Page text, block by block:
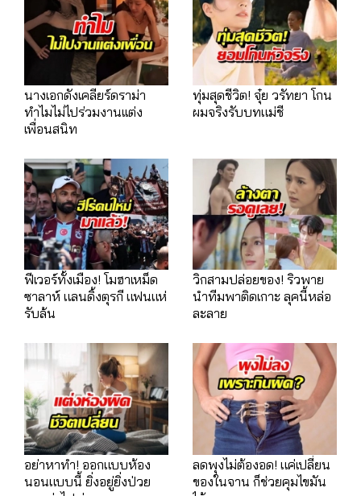
นางเอกดังเคลียร์ดราม่า
ทำไมไม่ไปร่วมงานเเต่ง
เพื่อนสนิท
ทุ่มสุดชีวิต! จุ๋ย วรัทยา โกน
ผมจริงรับบทแม่ชี
ฟีเวอร์ทั้งเมือง! โมฮาเหม็ด
ซาลาห์ แลนดิ้งตุรกี แฟนแห่
รับล้น
วิกสามปล่อยของ! ริวพาย
นำทีมพาติดเกาะ ลุคนี้หล่อ
ละลาย
อย่าหาทำ! ออกแบบห้อง
นอนแบบนี้ ยิ่งอยู่ยิ่งป่วย
ลดพุงไม่ต้องอด! แค่เปลี่ยน
ของในจาน ก็ช่วยคุมไขมัน